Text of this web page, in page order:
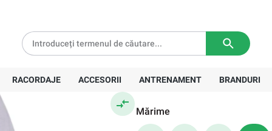
RACORDAJE ACCESORII ANTRENAMENT BRANDURI
Preț recomandat:297,00 Lei
Mărime